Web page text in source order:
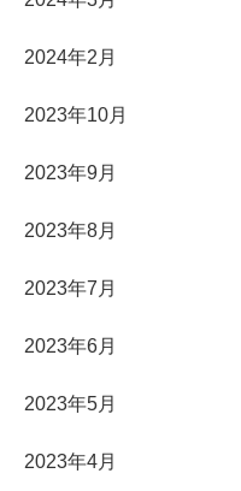
2024年2月
2023年10月
2023年9月
2023年8月
2023年7月
2023年6月
2023年5月
2023年4月